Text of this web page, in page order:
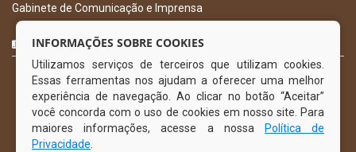
Gabinete de Comunicação e Imprensa
CURTA NOSSA FAN PAGE
INFORMAÇÕES SOBRE COOKIES
Utilizamos serviços de terceiros que utilizam cookies.
Essas ferramentas nos ajudam a oferecer uma melhor
experiência de navegação. Ao clicar no botão “Aceitar”
você concorda com o uso de cookies em nosso site. Para
maiores informações, acesse a nossa
Política de
Privacidade